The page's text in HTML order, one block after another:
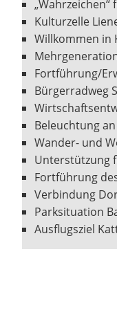
Kulturzelle
Willkommen in
Fortführung/
Bürgerradweg
Beleuchtung
Wander- und
Unterstützung
Fortführung
Verbindung
Parksituation
Ausflugsziel